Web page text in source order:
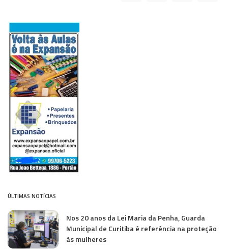
ÚLTIMAS NOTÍCIAS
Nos 20 anos da Lei Maria da Penha, Guarda
Municipal de Curitiba é referência na proteção
às mulheres